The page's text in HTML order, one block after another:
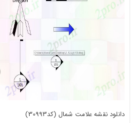
دانلود نقشه علامت شمال (کد30993)